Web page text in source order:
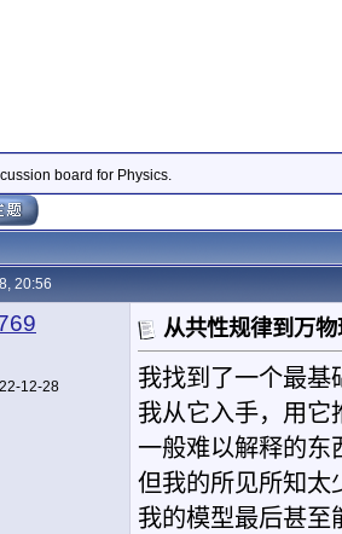
board for Physics.
20:56
12-28
从共性规律到万
我找到了一个最基
我从它入手，用它
一般难以解释的东
但我的所见所知太
我的模型最后甚至